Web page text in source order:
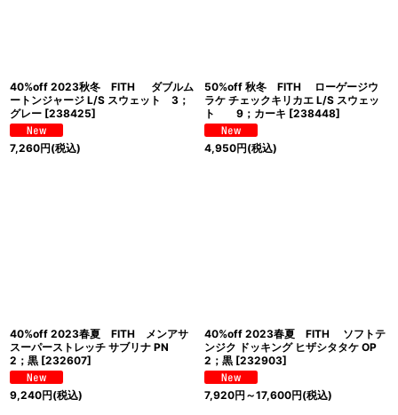
40%off 2023秋冬 FITH ダブルム
ートンジャージ L/S スウェット 3；
グレー [238425]
7,260円(税込)
50%off 秋冬 FITH ローゲージウ
ラケ チェックキリカエ L/S スウェッ
ト 9；カーキ [238448]
4,950円(税込)
40%off 2023春夏 FITH メンアサ
スーパーストレッチ サブリナ PN
2；黒 [232607]
9,240円(税込)
40%off 2023春夏 FITH ソフトテ
ンジク ドッキング ヒザシタタケ OP
2；黒 [232903]
7,920円 ～17,600円(税込)